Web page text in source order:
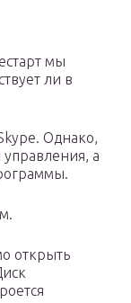
мы
ли в
Однако,
а
открыть